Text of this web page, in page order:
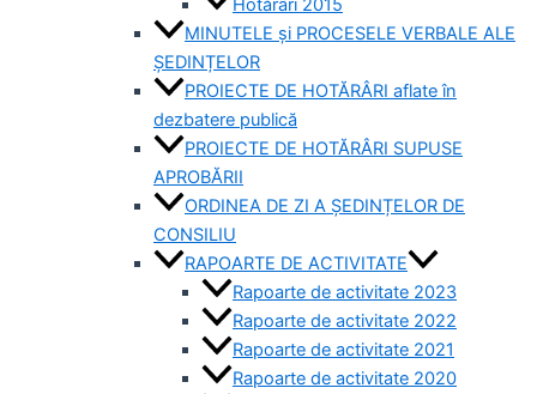
MINUTELE și PROCESELE VERBALE ALE
ȘEDINȚELOR
PROIECTE DE HOTĂRÂRI aflate în
dezbatere publică
PROIECTE DE HOTĂRÂRI SUPUSE
APROBĂRII
ORDINEA DE ZI A ȘEDINȚELOR DE
CONSILIU
RAPOARTE DE ACTIVITATE
Rapoarte de activitate 2023
Rapoarte de activitate 2022
Rapoarte de activitate 2021
Rapoarte de activitate 2020